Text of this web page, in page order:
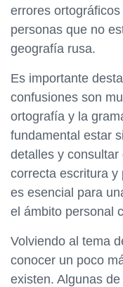
errores
personas que no
geografía rusa.
Es importante
confusiones son
ortografía y la
fundamental estar
detalles y
correcta escritura y
es esencial para
el ámbito personal
Volviendo al tema
conocer un poco
existen. Algunas